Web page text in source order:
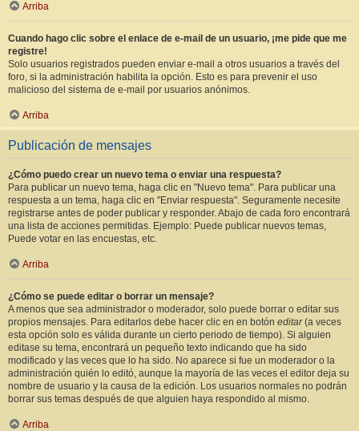
Arriba
Cuando hago clic sobre el enlace de e-mail de un usuario, ¡me pide que me
registre!
Solo usuarios registrados pueden enviar e-mail a otros usuarios a través del
foro, si la administración habilita la opción. Esto es para prevenir el uso
malicioso del sistema de e-mail por usuarios anónimos.
Arriba
Publicación de mensajes
¿Cómo puedo crear un nuevo tema o enviar una respuesta?
Para publicar un nuevo tema, haga clic en "Nuevo tema". Para publicar una
respuesta a un tema, haga clic en "Enviar respuesta". Seguramente necesite
registrarse antes de poder publicar y responder. Abajo de cada foro encontrará
una lista de acciones permitidas. Ejemplo: Puede publicar nuevos temas,
Puede votar en las encuestas, etc.
Arriba
¿Cómo se puede editar o borrar un mensaje?
A menos que sea administrador o moderador, solo puede borrar o editar sus
propios mensajes. Para editarlos debe hacer clic en en botón editar(a veces
esta opción solo es válida durante un cierto periodo de tiempo). Si alguien
editase su tema, encontrará un pequeño texto indicando que ha sido
modificado y las veces que lo ha sido. No aparece si fue un moderador o la
administración quién lo editó, aunque la mayoría de las veces el editor deja su
nombre de usuario y la causa de la edición. Los usuarios normales no podrán
borrar sus temas después de que alguien haya respondido al mismo.
Arriba